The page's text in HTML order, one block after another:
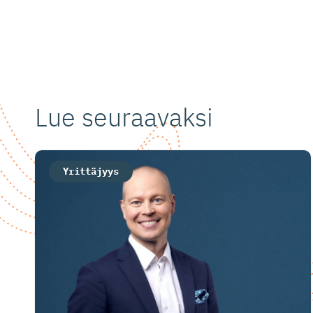
Lue seuraavaksi
Yrittäjyys